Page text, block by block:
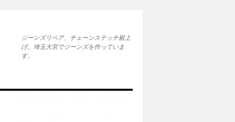
ジーンズリペア、チェーンステッチ裾上
げ。埼玉大宮でジーンズを作っていま
す。